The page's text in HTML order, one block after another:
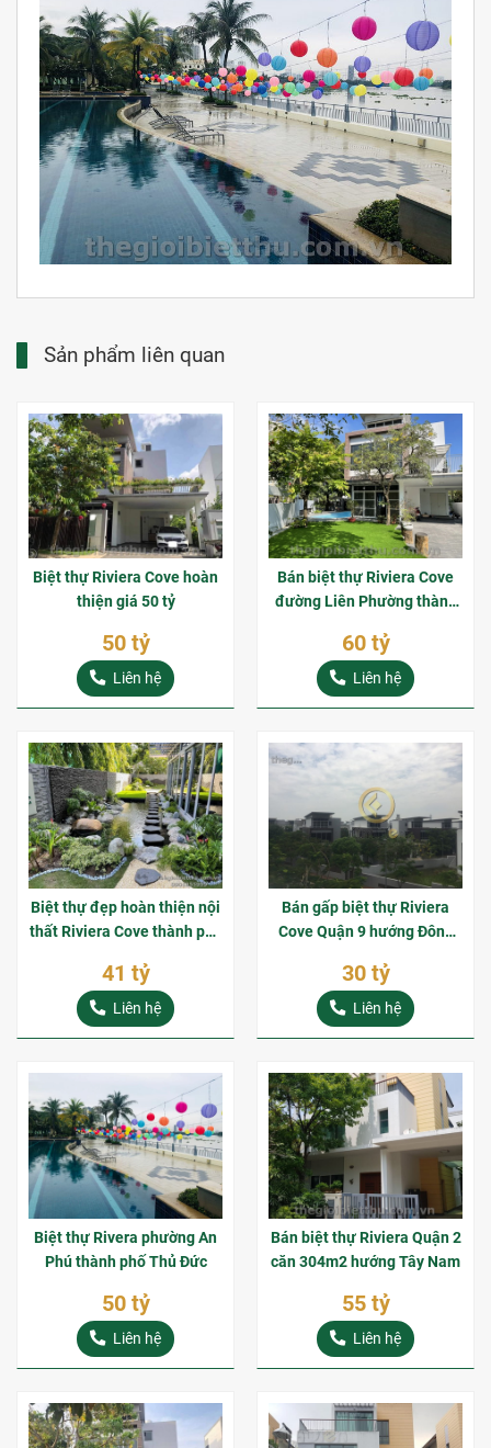
Sản phẩm liên quan
Biệt thự Riviera Cove hoàn
thiện giá 50 tỷ
50 tỷ
Liên hệ
Bán biệt thự Riviera Cove
đường Liên Phường thành
60 tỷ
Liên hệ
Biệt thự đẹp hoàn thiện nội
thất Riviera Cove thành phố
41 tỷ
Liên hệ
Bán gấp biệt thự Riviera
Cove Quận 9 hướng Đông
30 tỷ
Liên hệ
Biệt thự Rivera phường An
Phú thành phố Thủ Đức
50 tỷ
Liên hệ
Bán biệt thự Riviera Quận 2
căn 304m2 hướng Tây Nam
55 tỷ
Liên hệ